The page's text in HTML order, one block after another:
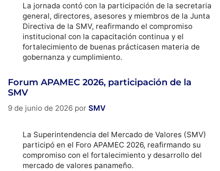
La jornada contó con la participación de la secretaria
general, directores, asesores y miembros de la Junta
Directiva de la SMV, reafirmando el compromiso
institucional con la capacitación continua y el
fortalecimiento de buenas prácticasen materia de
gobernanza y cumplimiento.
Forum APAMEC 2026, participación de la
SMV
9 de junio de 2026 por SMV
La Superintendencia del Mercado de Valores (SMV)
participó en el Foro APAMEC 2026, reafirmando su
compromiso con el fortalecimiento y desarrollo del
mercado de valores panameño.